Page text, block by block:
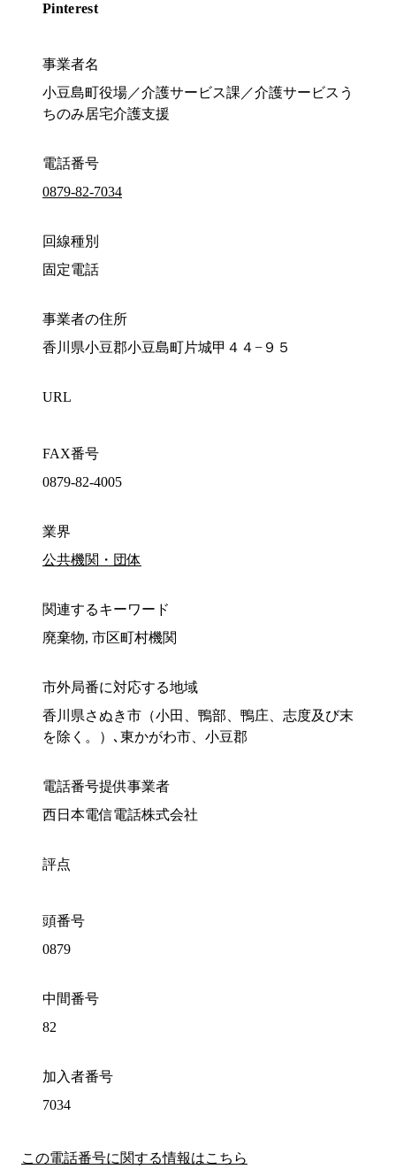
Pinterest
事業者名
小豆島町役場／介護サービス課／介護サービスう
ちのみ居宅介護支援
電話番号
0879-82-7034
回線種別
固定電話
事業者の住所
香川県小豆郡小豆島町片城甲４４−９５
URL
FAX番号
0879-82-4005
業界
公共機関・団体
関連するキーワード
廃棄物, 市区町村機関
市外局番に対応する地域
香川県さぬき市（小田、鴨部、鴨庄、志度及び末
を除く。）､東かがわ市、小豆郡
電話番号提供事業者
西日本電信電話株式会社
評点
頭番号
0879
中間番号
82
加入者番号
7034
この電話番号に関する情報はこちら